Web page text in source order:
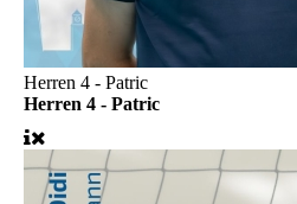
Herren 4 - Patric
Herren 4 - Patric